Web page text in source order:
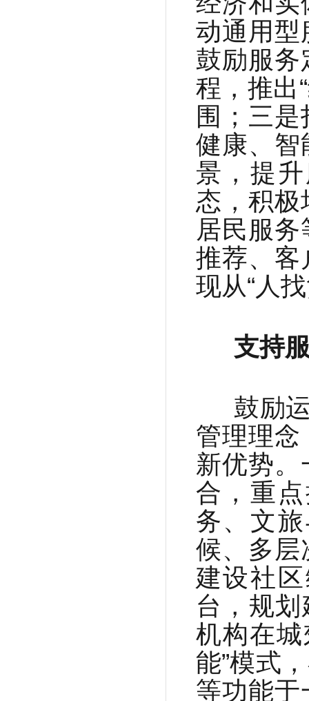
动通用型
鼓励服务
程，推出
围；三
健康、智
景，提
态，积极
居民服
推荐、客
现从“人
支持服
鼓励运
管理理念
新优势
合，重
务、文
候、多层
建设社
台，规
机构在
能”模式
等功能于